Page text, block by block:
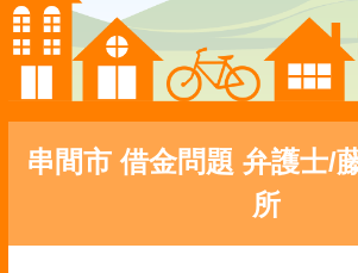
串間市 借金問題 弁護士/
所